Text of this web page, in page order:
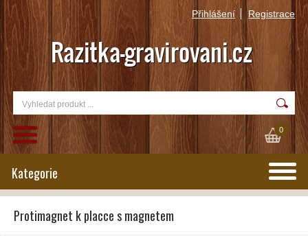
Přihlášení Registrace
0
Kategorie
Protimagnet k placce s magnetem